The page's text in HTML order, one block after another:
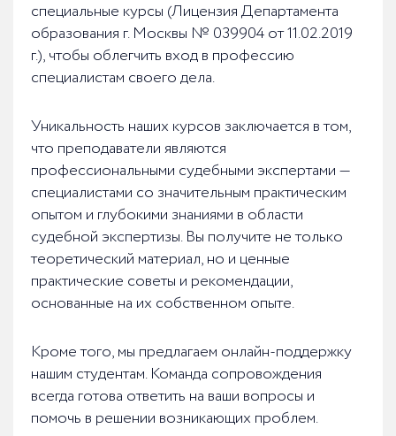
специальные курсы (Лицензия Департамента
образования г. Москвы № 039904 от 11.02.2019
г.), чтобы облегчить вход в профессию
специалистам своего дела.
Уникальность наших курсов заключается в том,
что преподаватели являются
профессиональными судебными экспертами —
специалистами со значительным практическим
опытом и глубокими знаниями в области
судебной экспертизы. Вы получите не только
теоретический материал, но и ценные
практические советы и рекомендации,
основанные на их собственном опыте.
Кроме того, мы предлагаем онлайн-поддержку
нашим студентам. Команда сопровождения
всегда готова ответить на ваши вопросы и
помочь в решении возникающих проблем.